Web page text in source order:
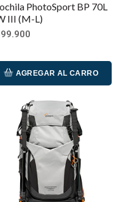
PhotoSport BP 70L
III (M-L)
AGREGAR AL CARRO